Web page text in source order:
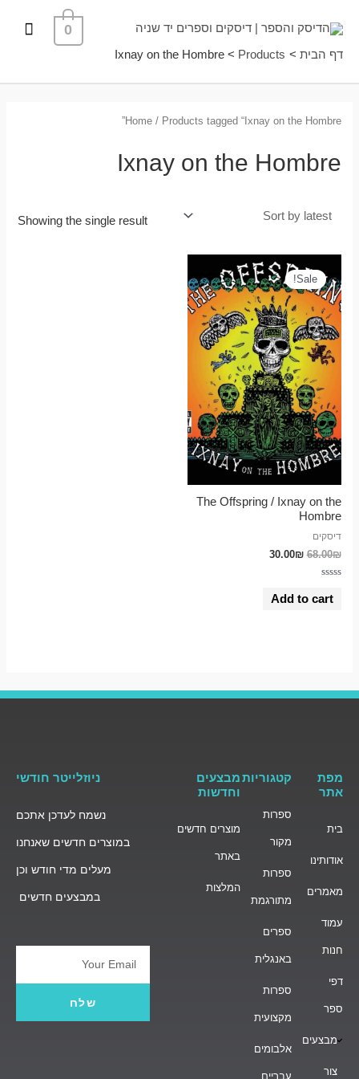
0
דף הבית Products
Ixnay on the Hombre
Home/ Products tagged “Ixnay on the Hombre”
Ixnay on the Hombre
Showing the single result
Sale!
The Offspring / Ixnay on the
Hombre
דיסקים
68.00₪
30.00₪
out
Add to cart
מפת
אתר
בית
אודותינו
מאמרים
עמוד
חנות
דפי
ספר
מבצעים
צור
קטגוריות
ספרות
מקור
ספרות
מתורגמת
ספרים
באנגלית
ספרות
מקצועית
אלבומים
עבריים
מבצעים
וחדשות
מוצרים חדשים
באתר
המלצות
ניוזלייטר חודשי
נשמח לעדכן אתכם
במוצרים חדשים שאנחנו
מעלים מדי חודש וכן
במבצעים חדשים
Email
שלח